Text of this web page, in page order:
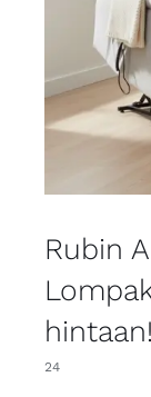
Rubin
hintaan!
24